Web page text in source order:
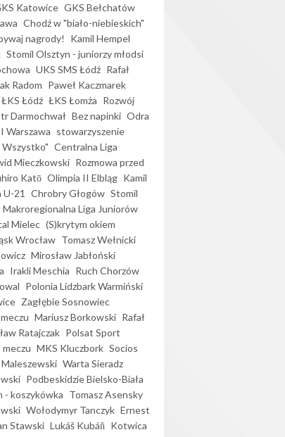
Katowice GKS Bełchatów
Chodź w "biało-niebieskich"
nagrody!
Kamil Hempel
Stomil Olsztyn - juniorzy młodsi
UKS SMS Łódź Rafał
Radom Paweł Kaczmarek
ŁKS Łódź ŁKS Łomża Rozwój
Darmochwał Bez napinki Odra
Warszawa stowarzyszenie
Centralna Liga
Mieczkowski Rozmowa przed
Katō Olimpia II Elbląg Kamil
U-21 Chrobry Głogów Stomil
Makroregionalna Liga Juniorów
Mielec (S)krytym okiem
Wrocław Tomasz Wełnicki
Mirosław Jabłoński
Irakli Meschia Ruch Chorzów
Polonia Lidzbark Warmiński
Zagłębie Sosnowiec
Mariusz Borkowski Rafał
Ratajczak Polsat Sport
MKS Kluczbork Socios
Warta Sieradz
Podbeskidzie Bielsko-Biała
- koszykówka Tomasz Asensky
Wołodymyr Tanczyk Ernest
Stawski Lukáš Kubáň Kotwica